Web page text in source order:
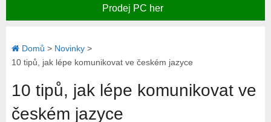
Prodej PC her
Domů > Novinky>
10 tipů, jak lépe komunikovat ve českém jazyce
10 tipů, jak lépe komunikovat ve
českém jazyce